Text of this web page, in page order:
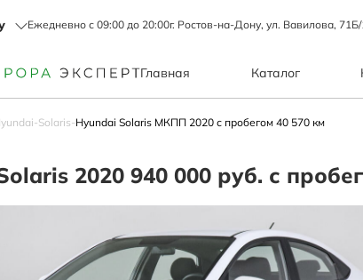
Ежедневно с 09:00 до 20:00г. Ростов-на-Дону, ул. Вавилова,
Главная Каталог
-Solaris-Hyundai Solaris МКПП 2020 с пробегом 40 570 км
2020 940 000 руб. с